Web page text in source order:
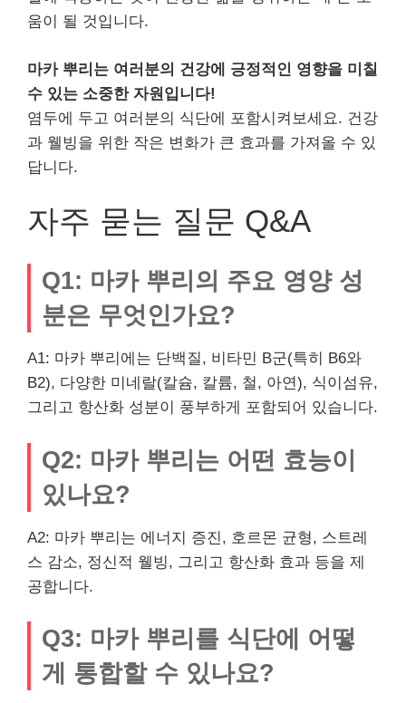
움이 될 것입니다.
마카 뿌리는 여러분의 건강에 긍정적인 영향을 미칠
수 있는 소중한 자원입니다!
염두에 두고 여러분의 식단에 포함시켜보세요. 건강
과 웰빙을 위한 작은 변화가 큰 효과를 가져올 수 있
답니다.
자주 묻는 질문 Q&A
Q1: 마카 뿌리의 주요 영양 성
분은 무엇인가요?
A1: 마카 뿌리에는 단백질, 비타민 B군(특히 B6와
B2), 다양한 미네랄(칼슘, 칼륨, 철, 아연), 식이섬유,
그리고 항산화 성분이 풍부하게 포함되어 있습니다.
Q2: 마카 뿌리는 어떤 효능이
있나요?
A2: 마카 뿌리는 에너지 증진, 호르몬 균형, 스트레
스 감소, 정신적 웰빙, 그리고 항산화 효과 등을 제
공합니다.
Q3: 마카 뿌리를 식단에 어떻
게 통합할 수 있나요?